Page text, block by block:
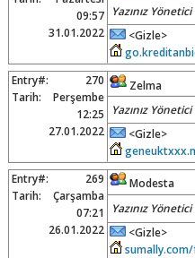
09:57
31.01.2022
Yazınız
<Gizle>
Entry#:
270
Tarih:
Perşembe
12:25
27.01.2022
Zelma
Yazınız
<Gizle>
Entry#:
269
Tarih:
Çarşamba
07:21
26.01.2022
Modesta
Yazınız
<Gizle>